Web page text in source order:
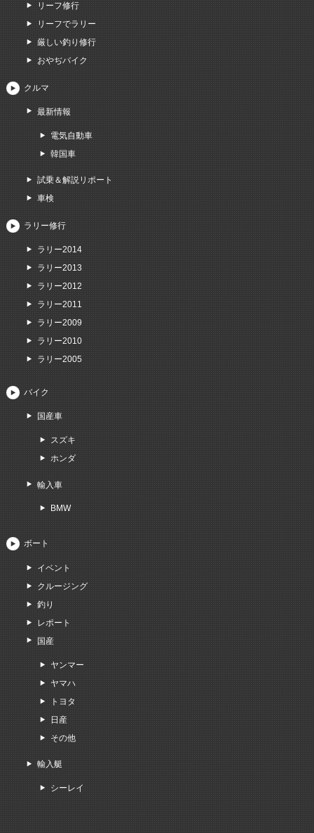
リーフ修行
リーフでラリー
厳しい釣り修行
おやぢバイク
クルマ
最新情報
電気自動車
韓国車
試乗＆解説リポート
車検
ラリー修行
ラリー2014
ラリー2013
ラリー2012
ラリー2011
ラリー2009
ラリー2010
ラリー2005
バイク
国産車
スズキ
ホンダ
輸入車
BMW
ボート
イベント
クルージング
釣り
レポート
国産
ヤンマー
ヤマハ
トヨタ
日産
その他
輸入艇
シーレイ